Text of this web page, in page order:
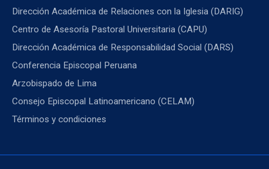
Dirección Académica de Relaciones con la Iglesia (DARIG)
Centro de Asesoría Pastoral Universitaria (CAPU)
Dirección Académica de Responsabilidad Social (DARS)
Conferencia Episcopal Peruana
Arzobispado de Lima
Consejo Episcopal Latinoamericano (CELAM)
Términos y condiciones